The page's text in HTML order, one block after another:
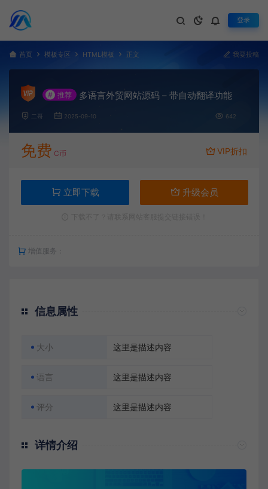
登录
首页 模板专区 HTML模板 正文 我要投稿
# 推荐 多语言外贸网站源码 – 带自动翻译功能
二哥 2025-09-10 642
免费 C币 VIP折扣
立即下载 升级会员
增值服务：
信息属性
大小 这里是描述内容
语言 这里是描述内容
评分 这里是描述内容
详情介绍